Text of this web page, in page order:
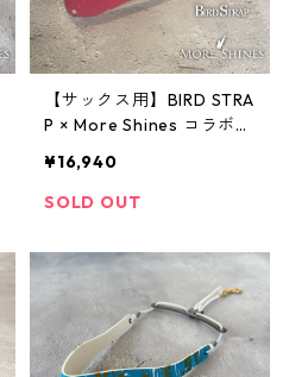
【サックス用】BIRD STRA
P × More Shines コラボモ
¥16,940
SOLD OUT